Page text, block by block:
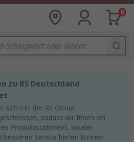
0
zu RS Deutschland
sich mit der RS Group
sodass wir Ihnen ein
Produktsortiment, lokalen
besseren Service bieten können.